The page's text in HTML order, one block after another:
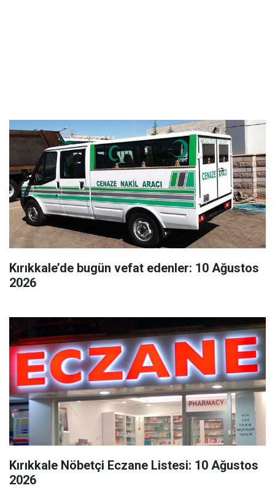
Kırıkkale’de bugün vefat edenler: 10 Ağustos
2026
Kırıkkale Nöbetçi Eczane Listesi: 10 Ağustos
2026